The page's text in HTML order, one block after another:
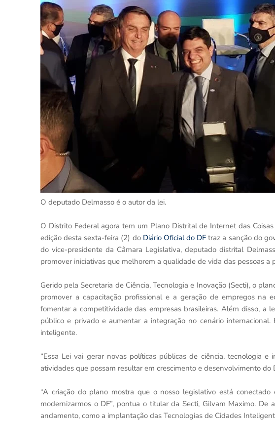
O deputado Delmasso é o autor da lei.
O Distrito Federal agora tem um Plano Distrital de Internet das
edição desta sexta-feira (2) do Diário Oficial do DF traz a sanção do
do vice-presidente da Câmara Legislativa, deputado distrital
promover iniciativas que melhorem a qualidade de vida das pessoas
Gerido pela Secretaria de Ciência, Tecnologia e Inovação (Secti), o
promover a capacitação profissional e a geração de empregos na
fomentar a competitividade das empresas brasileiras. Além disso, a
público e privado e aumentar a integração no cenário
inteligente.
“Essa Lei vai gerar novas políticas públicas de ciência, tecnologia e
atividades que possam resultar em crescimento e desenvolvimento do
“A criação do plano mostra que o nosso legislativo está
modernizarmos o DF”, pontua o titular da Secti, Gilvam Maximo.
andamento, como a implantação das Tecnologias de Cidades